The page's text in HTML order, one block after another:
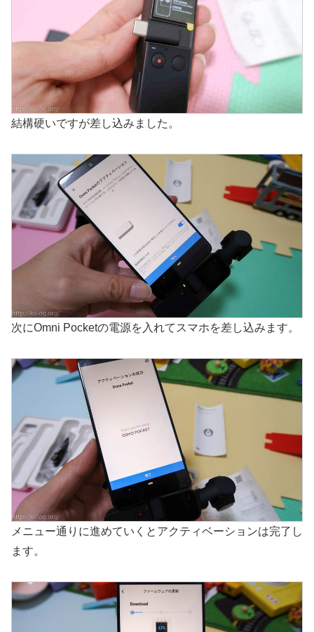
結構硬いですが差し込みました。
次にOmni Pocketの電源を入れてスマホを差し込みます。
メニュー通りに進めていくとアクティベーションは完了し
ます。